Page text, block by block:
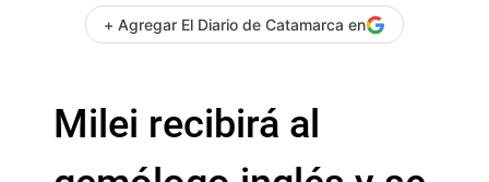
+ Agregar El Diario de Catamarca en
Milei recibirá al